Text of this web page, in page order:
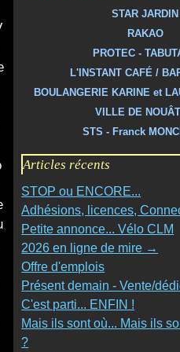
STAR JARDIN
RAKAO
PROTEC -
L'INSTANT CAFÉ /
BOULANGERIE KARINE et
VILLE DE
STS - Franck
Articles récents
STOP ou ENCORE...
Adhésions, licences,
Petite annonce... Vélo CLM
2026 en ligne de mire →
Offre d'emplois
Présent demain - Vente/
C'est parti... ENFIN !
Mais ils sont où... Mais ils
?